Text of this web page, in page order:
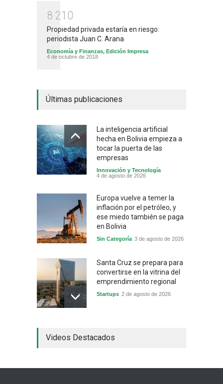
8 21 0
Propiedad privada estaría en riesgo:
periodista Juan C. Arana
Economía y Finanzas, Edición Impresa
4 de octubre de 2018
Últimas publicaciones
La inteligencia artificial
hecha en Bolivia empieza a
tocar la puerta de las
empresas
Innovación y Tecnología
4 de agosto de 2026
Europa vuelve a temer la
inflación por el petróleo, y
ese miedo también se paga
en Bolivia
Sin Categoría 3 de agosto de 2026
Santa Cruz se prepara para
convertirse en la vitrina del
emprendimiento regional
Startups 2 de agosto de 2026
industrial y el golpe puede
Sin Categoría 1 de agosto de 2026
Videos Destacados